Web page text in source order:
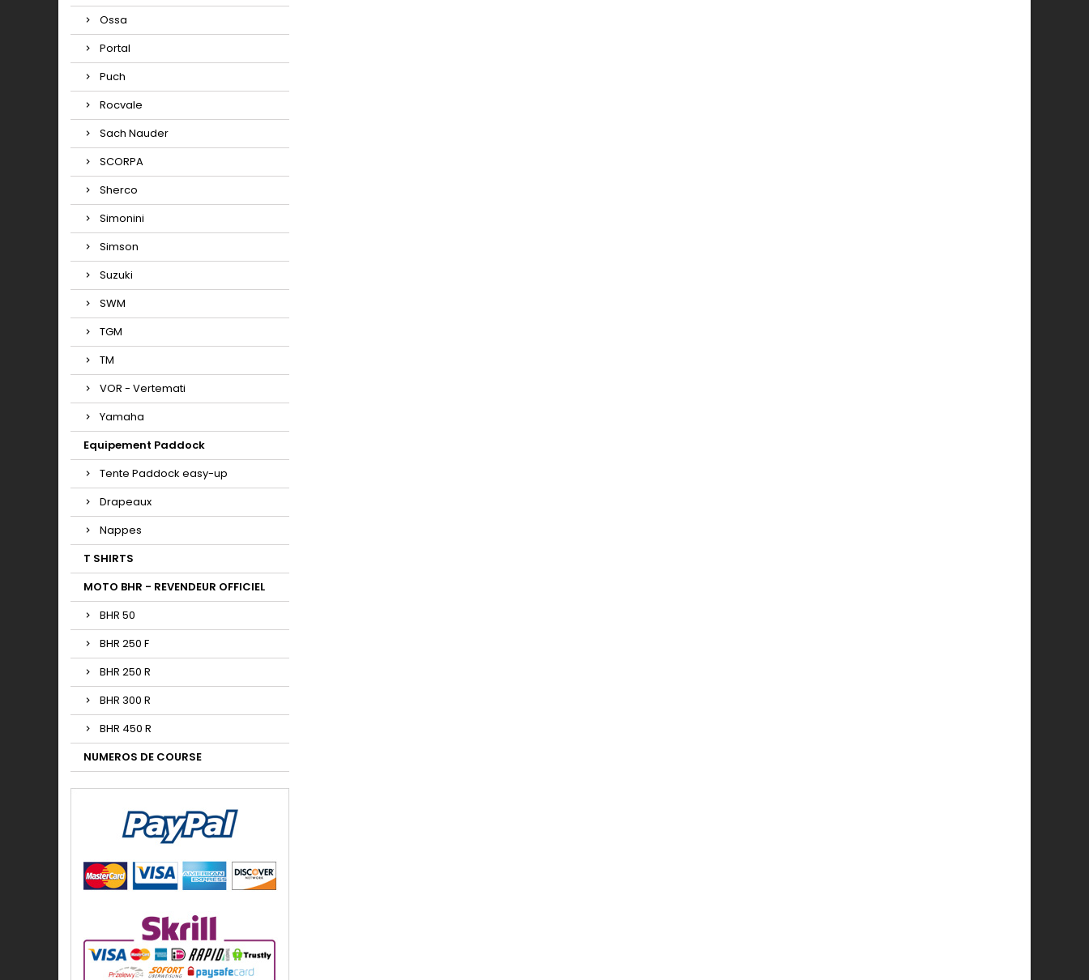
Ossa
Portal
Puch
Rocvale
Sach Nauder
SCORPA
Sherco
Simonini
Simson
Suzuki
SWM
TGM
TM
VOR - Vertemati
Yamaha
Equipement Paddock
Tente Paddock easy-up
Drapeaux
Nappes
T SHIRTS
MOTO BHR - REVENDEUR OFFICIEL
BHR 50
BHR 250 F
BHR 250 R
BHR 300 R
BHR 450 R
NUMEROS DE COURSE